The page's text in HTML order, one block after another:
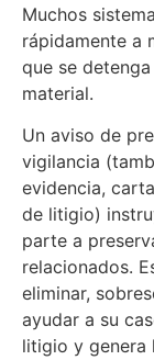
Muchos
rápidamente a
que se
material.
Un aviso de
vigilancia
evidencia,
de litigio)
parte a
relacionados.
eliminar,
ayudar a su
litigio y genera